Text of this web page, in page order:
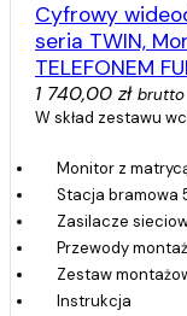
Cyfrowy
seria TWIN,
TELEFONEM
1 740,00 zł brutto
W skład zestawu
Monitor z matrycą
Stacja bramowa
Zasilacze
Przewody
Zestaw
Instrukcja